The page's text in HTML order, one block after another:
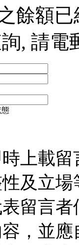
餘額
, 請電
態
上載
及立
留言
，並